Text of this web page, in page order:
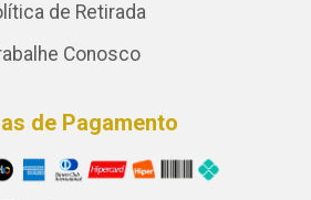
de Retirada
Conosco
de Pagamento